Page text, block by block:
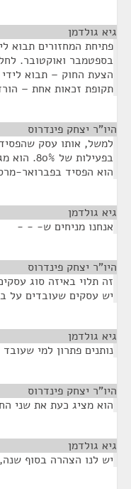
גיא גולדמן
פתיחת המחזורים תבוא
בספטמבר ואוקטובר.
הצעת החוק – תבוא
תקופת זכאות אחת –
היו"ר יצחק פינדרוס
למשל, אותו עסק
בפעילות
הוא הפסיד בפברואר-
גיא גולדמן
אנחנו מניחים ש- - -
היו"ר יצחק פינדרוס
זה תלוי באיזה סוג
יש עסקים שעובדים על
גיא גולדמן
נותנים פתרון למי
היו"ר יצחק פינדרוס
הוא מציג כעת את שני
גיא גולדמן
יש לנו הצהרה בסוף